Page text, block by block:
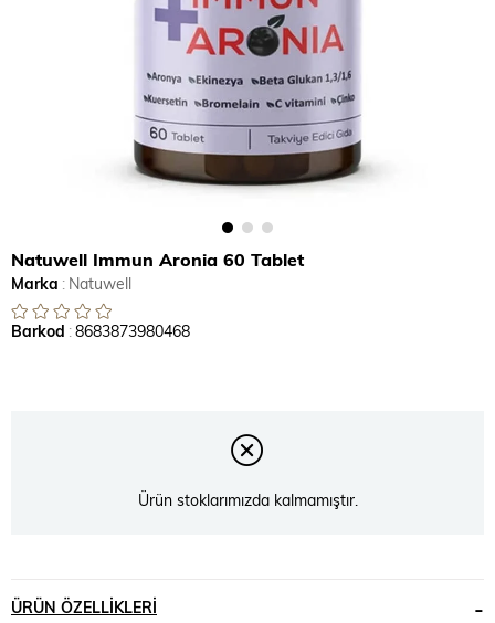
Natuwell Immun Aronia 60 Tablet
Marka : Natuwell
Barkod :8683873980468
Ürün stoklarımızda kalmamıştır.
ÜRÜN ÖZELLIKLERI